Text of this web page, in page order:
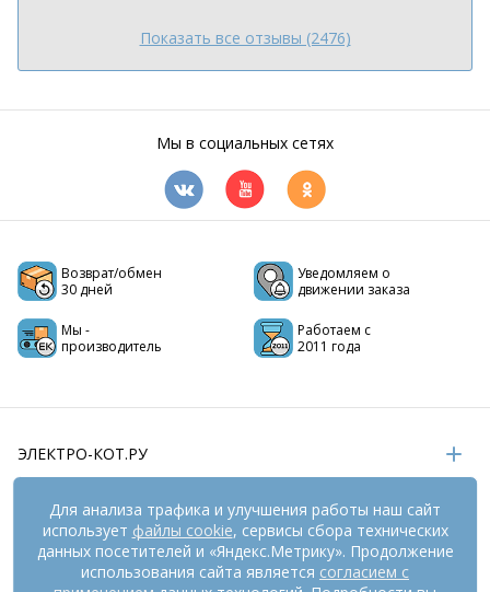
Показать все отзывы (2476)
Мы в социальных сетях
Возврат/обмен
30 дней
Уведомляем о
движении заказа
Мы -
производитель
Работаем с
2011 года
ЭЛЕКТРО-КОТ.РУ
ИНФОРМАЦИЯ
РЕКВИЗИТЫ
Для анализа трафика и улучшения работы наш сайт
использует файлы cookie, сервисы сбора технических
данных посетителей и «Яндекс.Метрику». Продолжение
использования сайта является согласием с